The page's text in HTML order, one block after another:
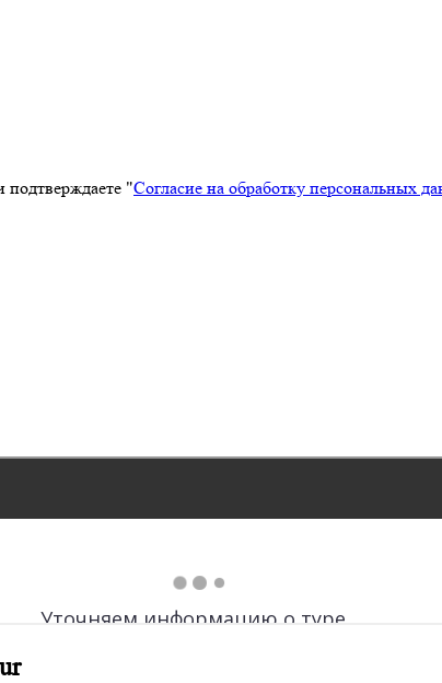
подтверждаете "Согласие на обработку персональных